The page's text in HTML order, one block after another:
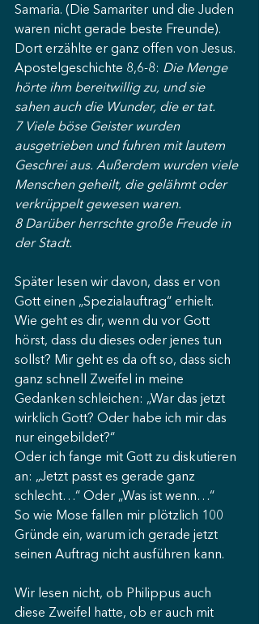
Samaria. (Die Samariter und die Juden
waren nicht gerade beste Freunde).
Dort erzählte er ganz offen von Jesus.
Apostelgeschichte 8,6-8: Die Menge
hörte ihm bereitwillig zu, und sie
sahen auch die Wunder, die er tat.
7 Viele böse Geister wurden
ausgetrieben und fuhren mit lautem
Geschrei aus. Außerdem wurden viele
Menschen geheilt, die gelähmt oder
verkrüppelt gewesen waren.
8 Darüber herrschte große Freude in
der Stadt.
Später lesen wir davon, dass er von
Gott einen „Spezialauftrag“ erhielt.
Wie geht es dir, wenn du vor Gott
hörst, dass du dieses oder jenes tun
sollst? Mir geht es da oft so, dass sich
ganz schnell Zweifel in meine
Gedanken schleichen: „War das jetzt
wirklich Gott? Oder habe ich mir das
nur eingebildet?“
Oder ich fange mit Gott zu diskutieren
an: „Jetzt passt es gerade ganz
schlecht…“ Oder „Was ist wenn…“
So wie Mose fallen mir plötzlich 100
Gründe ein, warum ich gerade jetzt
seinen Auftrag nicht ausführen kann.
Wir lesen nicht, ob Philippus auch
diese Zweifel hatte, ob er auch mit